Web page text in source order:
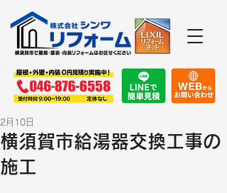
横須賀市給湯器交換工事の
施工
2月10日